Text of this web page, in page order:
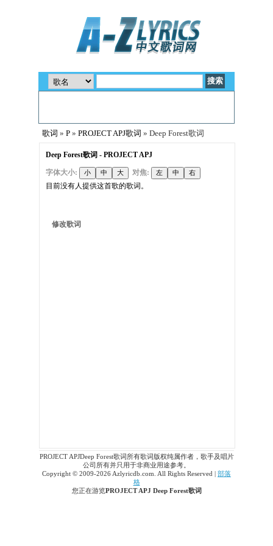
歌词 » P » PROJECT APJ歌词 » Deep Forest歌词
Deep Forest歌词 - PROJECT APJ
字体大小:
对焦:
目前没有人提供这首歌的歌词。
修改歌词
PROJECT APJDeep Forest歌词所有歌词版权纯属作者，歌手及唱片
公司所有并只用于非商业用途参考。
Copyright © 2009-2026 Azlyricdb.com. All Rights Reserved | 部落
格
您正在游览PROJECT APJ Deep Forest歌词